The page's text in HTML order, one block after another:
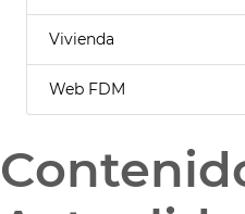
Vivienda
Web FDM